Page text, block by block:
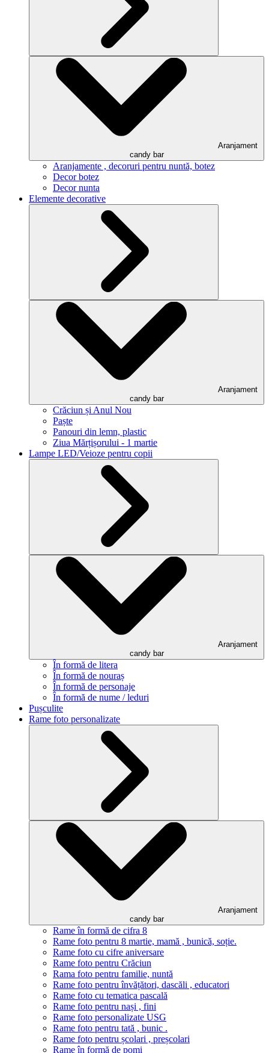
Aranjament
candy bar
Aranjamente , decoruri pentru nuntă, botez
Decor botez
Decor nunta
Elemente decorative
Aranjament
candy bar
Crăciun și Anul Nou
Paște
Panouri din lemn, plastic
Ziua Mărțișorului - 1 martie
Lampe LED/Veioze pentru copii
Aranjament
candy bar
În formă de litera
În formă de nouraș
În formă de personaje
În formă de nume / leduri
Pușculite
Rame foto personalizate
Aranjament
candy bar
Rame în formă de cifra 8
Rame foto pentru 8 martie, mamă , bunică, soție.
Rame foto cu cifre aniversare
Rame foto pentru Crăciun
Rama foto pentru familie, nuntă
Rame foto pentru învățători, dascăli , educatori
Rame foto cu tematica pascală
Rame foto pentru nași , fini
Rame foto personalizate USG
Rame foto pentru tată , bunic .
Rame foto pentru școlari , preșcolari
Rame în formă de pomi